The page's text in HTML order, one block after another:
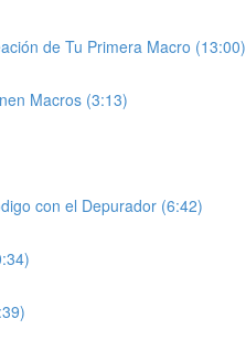
de Tu Primera Macro (13:00)
Macros (3:13)
con el Depurador (6:42)